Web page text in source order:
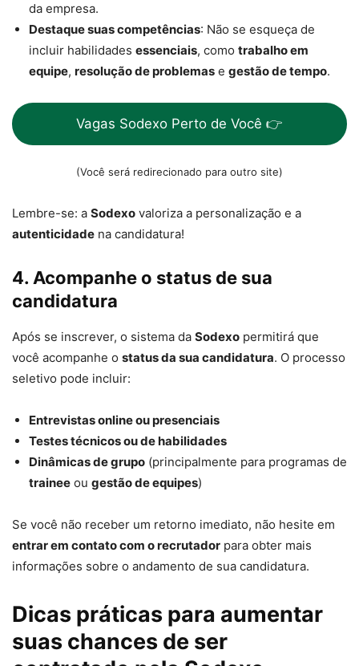
da empresa.
Destaque suas competências: Não se esqueça de
incluir habilidades essenciais, como trabalho em
equipe, resolução de problemas e gestão de tempo.
Vagas Sodexo Perto de Você 👉
(Você será redirecionado para outro site)
Lembre-se: a Sodexo valoriza a personalização e a
autenticidade na candidatura!
4. Acompanhe o status de sua
candidatura
Após se inscrever, o sistema da Sodexo permitirá que
você acompanhe o status da sua candidatura. O processo
seletivo pode incluir:
Entrevistas online ou presenciais
Testes técnicos ou de habilidades
Dinâmicas de grupo (principalmente para programas de
trainee ou gestão de equipes)
Se você não receber um retorno imediato, não hesite em
entrar em contato com o recrutador para obter mais
informações sobre o andamento de sua candidatura.
Dicas práticas para aumentar
suas chances de ser